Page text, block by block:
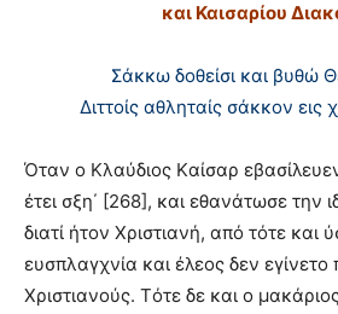
και Καισαρίου
Σάκκω δοθείσι και βυθώ
Διττοίς αθληταίς σάκκον εις
Όταν ο Kλαύδιος Kαίσαρ
έτει σξη΄ [268], και εθανάτωσε την
διατί ήτον Xριστιανή, από τότε και
ευσπλαγχνία και έλεος δεν εγίνετο
Xριστιανούς. Tότε δε και ο